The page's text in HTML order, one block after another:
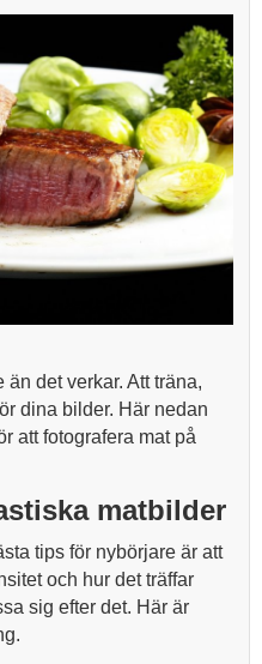
det verkar. Att träna,
dina bilder. Här nedan
att fotografera mat på
matbilder
tips för nybörjare är att
och hur det träffar
sig efter det. Här är